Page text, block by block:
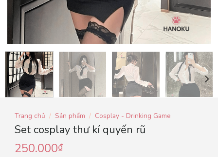
Trang chủ / Sản phẩm / Cosplay - Drinking Game
Set cosplay thư kí quyến rũ
250.000₫